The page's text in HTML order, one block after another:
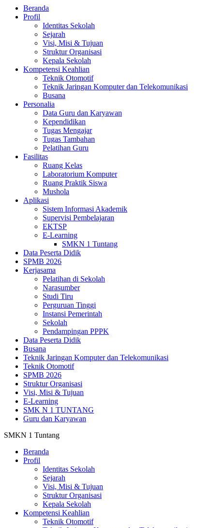
Beranda
Profil
Identitas Sekolah
Sejarah
Visi, Misi & Tujuan
Struktur Organisasi
Kepala Sekolah
Kompetensi Keahlian
Teknik Otomotif
Teknik Jaringan Komputer dan Telekomunikasi
Busana
Personalia
Data Guru dan Karyawan
Kependidikan
Tugas Mengajar
Tugas Tambahan
Pelatihan Guru
Fasilitas
Ruang Kelas
Laboratorium Komputer
Ruang Praktik Siswa
Mushola
Aplikasi
Sistem Informasi Akademik
Supervisi Pembelajaran
EKTSP
E-Learning
SMKN 1 Tuntang
Data Peserta Didik
SPMB 2026
Kerjasama
Pelatihan di Sekolah
Narasumber
Studi Tiru
Perguruan Tinggi
Instansi Pemerintah
Sekolah
Pendampingan PPPK
Data Peserta Didik
Busana
Teknik Jaringan Komputer dan Telekomunikasi
Teknik Otomotif
SPMB 2026
Struktur Organisasi
Visi, Misi & Tujuan
E-Learning
SMK N 1 TUNTANG
Guru dan Karyawan
SMKN 1 Tuntang
Beranda
Profil
Identitas Sekolah
Sejarah
Visi, Misi & Tujuan
Struktur Organisasi
Kepala Sekolah
Kompetensi Keahlian
Teknik Otomotif